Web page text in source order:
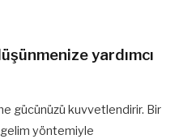
yardımcı
gücünüzü kuvvetlendirir. Bir
yöntemiyle